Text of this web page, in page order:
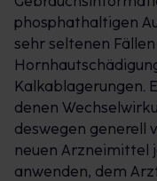
Anwendungen pro
aus dem Allergie-
Heuschnupfen,
Tierallergie.Gut
Anwendung helfen
genau da, wo die
Geeignet für
Jahr.
phosphathaltigen
sehr seltenen
Kalkablagerungen.
denen
deswegen generell
neuen Arzneimittel
anwenden, dem